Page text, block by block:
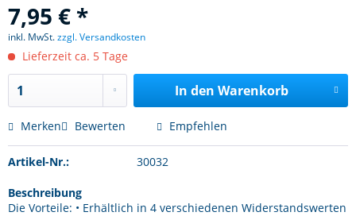
7,95 € *
inkl. MwSt.zzgl. Versandkosten
Lieferzeit ca. 5 Tage
In den Warenkorb
Merken Bewerten Empfehlen
Artikel-Nr.: 30032
Beschreibung
Die Vorteile: • Erhältlich in 4 verschiedenen Widerstandswerten